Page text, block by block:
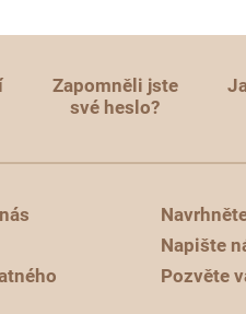
Zapomněli jste
své heslo?
Napište
Pozvěte